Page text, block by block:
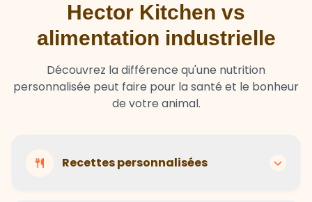
Hector Kitchen vs
alimentation industrielle
Découvrez la différence qu'une nutrition
personnalisée peut faire pour la santé et le bonheur
de votre animal.
Recettes personnalisées